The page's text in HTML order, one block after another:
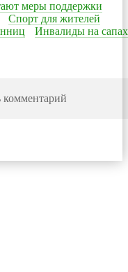
меры поддержки
Спорт для жителей
Инвалиды на сапах
комментарий